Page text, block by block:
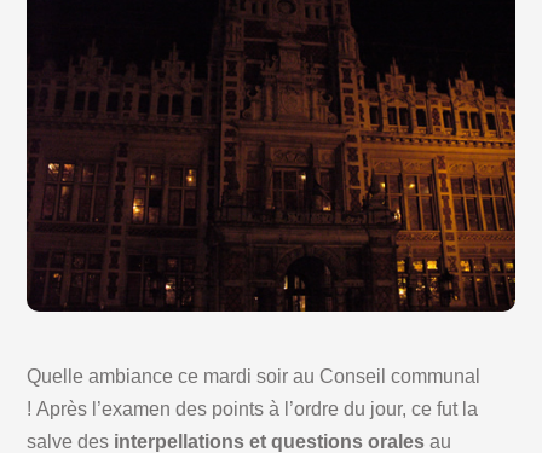
Quelle ambiance ce mardi soir au Conseil communal
! Après l’examen des points à l’ordre du jour, ce fut la
salve des interpellations et questions orales au